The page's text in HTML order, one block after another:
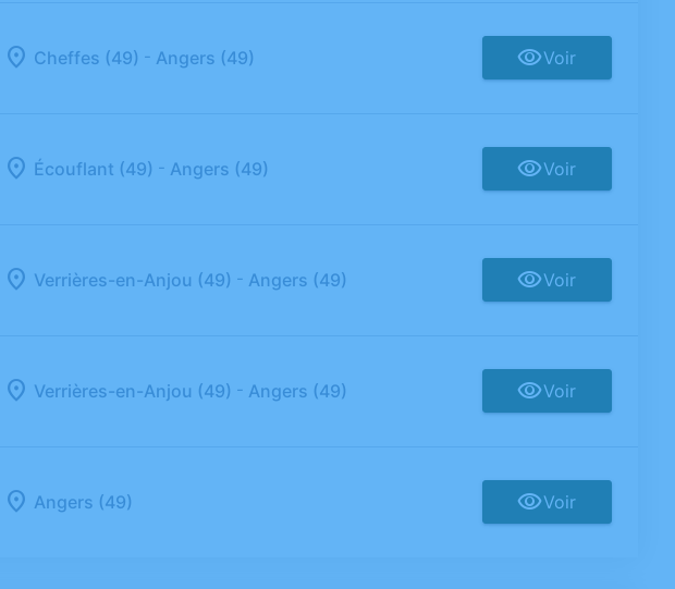
Cheffes (49) - Angers (49) Voir
Écouflant (49) - Angers (49) Voir
Verrières-en-Anjou (49) - Angers (49) Voir
Verrières-en-Anjou (49) - Angers (49) Voir
Angers (49) Voir